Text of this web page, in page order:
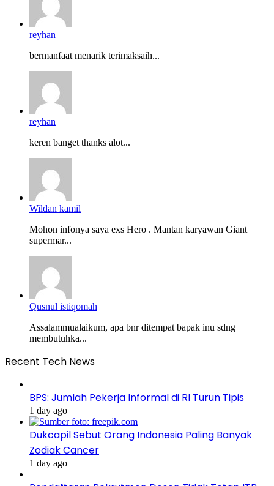
reyhan
bermanfaat menarik terimaksaih...
reyhan
keren banget thanks alot...
Wildan kamil
Mohon infonya saya exs Hero . Mantan karyawan Giant
supermar...
Qusnul istiqomah
Assalammualaikum, apa bnr ditempat bapak inu sdng
membutuhka...
Recent Tech News
BPS: Jumlah Pekerja Informal di RI Turun Tipis
1 day ago
Dukcapil Sebut Orang Indonesia Paling Banyak
Zodiak Cancer
1 day ago